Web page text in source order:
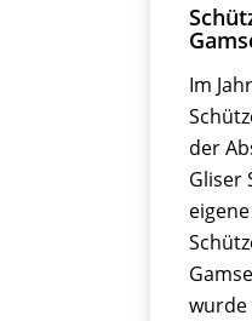
Im
der
Gliser
eigene
wurde